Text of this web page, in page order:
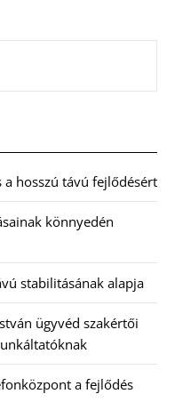
hosszú távú fejlődésért
könnyedén
stabilitásának alapja
ügyvéd szakértői
a fejlődés